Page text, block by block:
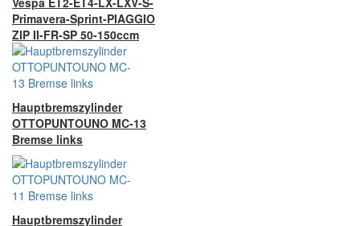
Primavera-Sprint-PIAGGIO
ZIP II-FR-SP 50-150ccm
Hauptbremszylinder
OTTOPUNTOUNO MC-13
Bremse links
Hauptbremszylinder